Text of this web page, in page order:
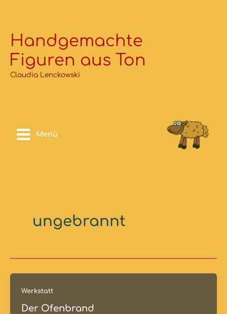
Handgemachte
Figuren aus Ton
Claudia Lenckowski
Menü
ungebrannt
Werkstatt
Der Ofenbrand